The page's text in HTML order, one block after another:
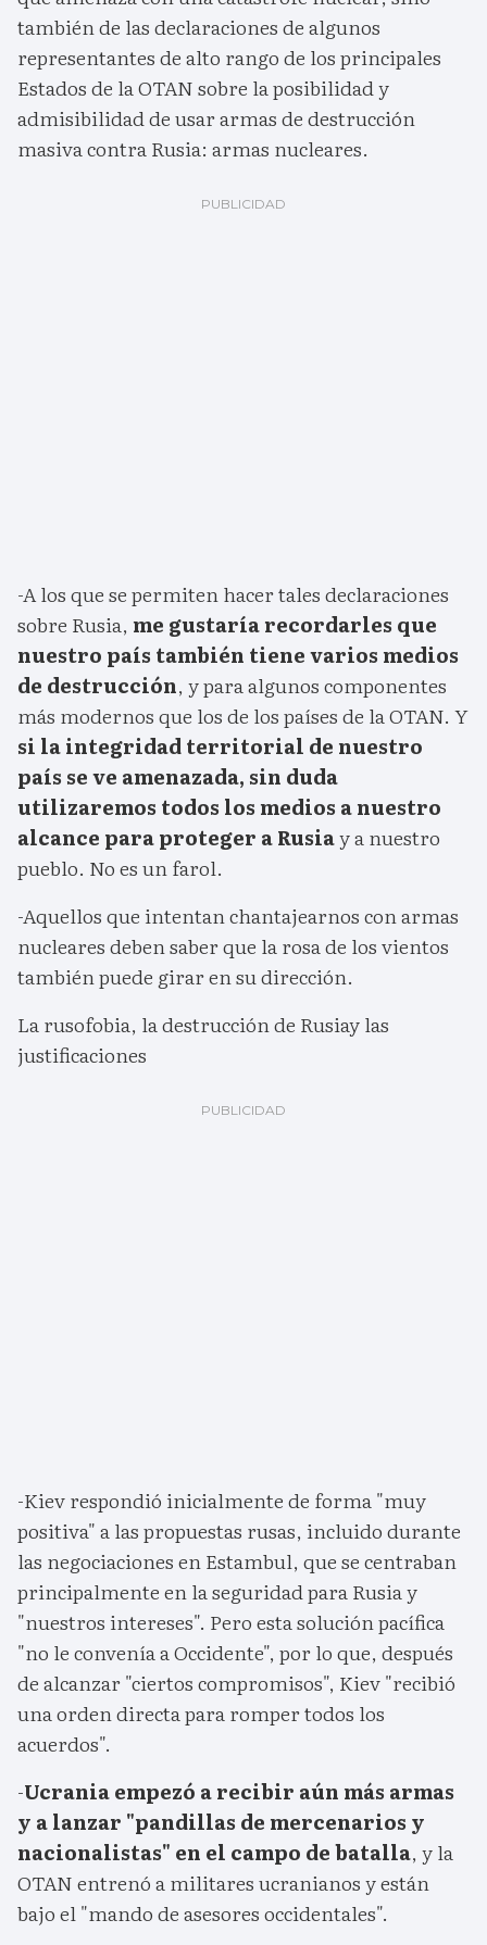
también de las declaraciones de algunos
representantes de alto rango de los principales
Estados de la OTAN sobre la posibilidad y
admisibilidad de usar armas de destrucción
masiva contra Rusia: armas nucleares.
-A los que se permiten hacer tales declaraciones
sobre Rusia, me gustaría recordarles que
nuestro país también tiene varios medios
de destrucción, y para algunos componentes
más modernos que los de los países de la OTAN. Y
si la integridad territorial de nuestro
país se ve amenazada, sin duda
utilizaremos todos los medios a nuestro
alcance para proteger a Rusiay a nuestro
pueblo. No es un farol.
-Aquellos que intentan chantajearnos con armas
nucleares deben saber que la rosa de los vientos
también puede girar en su dirección.
La rusofobia, la destrucción de Rusiay las
justificaciones
-Kiev respondió inicialmente de forma "muy
positiva" a las propuestas rusas, incluido durante
las negociaciones en Estambul, que se centraban
principalmente en la seguridad para Rusia y
"nuestros intereses". Pero esta solución pacífica
"no le convenía a Occidente", por lo que, después
de alcanzar "ciertos compromisos", Kiev "recibió
una orden directa para romper todos los
acuerdos".
-Ucrania empezó a recibir aún más armas
y a lanzar "pandillas de mercenarios y
nacionalistas" en el campo de batalla, y la
OTAN entrenó a militares ucranianos y están
bajo el "mando de asesores occidentales".